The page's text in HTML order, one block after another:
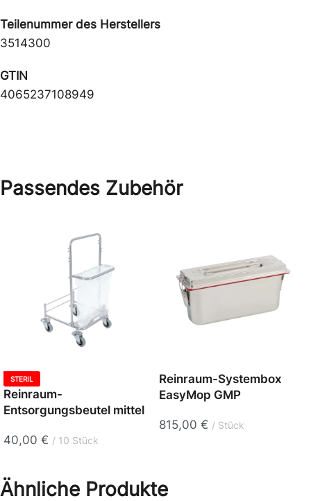
Teilenummer des Herstellers
3514300
GTIN
4065237108949
Passendes Zubehör
STERIL
Reinraum-
Entsorgungsbeutel mittel
40,00 € 10 Stück
Reinraum-Systembox
EasyMop GMP
815,00 € Stück
Ähnliche Produkte